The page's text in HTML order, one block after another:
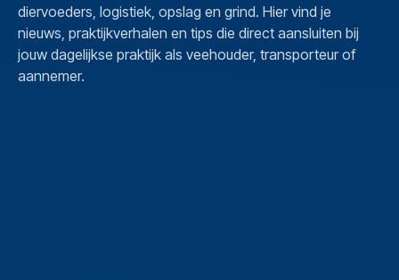
diervoeders, logistiek, opslag en grind. Hier vind je
nieuws, praktijkverhalen en tips die direct aansluiten bij
jouw dagelijkse praktijk als veehouder, transporteur of
aannemer.